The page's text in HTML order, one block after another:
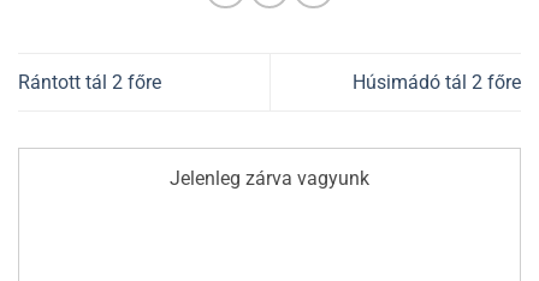
Rántott tál 2 főre Húsimádó tál 2 főre
Jelenleg zárva vagyunk